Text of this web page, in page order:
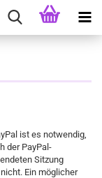
ist es notwendig,
der PayPal-
Sitzung
Ein möglicher